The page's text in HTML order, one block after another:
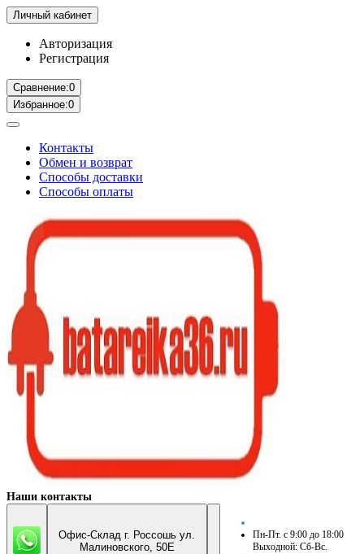
Личный кабинет
Авторизация
Регистрация
Сравнение:0
Избранное:0
Контакты
Обмен и возврат
Способы доставки
Способы оплаты
Наши контакты
Офис-Склад г. Россошь ул.
Малиновского, 50Е
Пн-Пт. с 9:00 до 18:00
Выходной: Сб-Вс.